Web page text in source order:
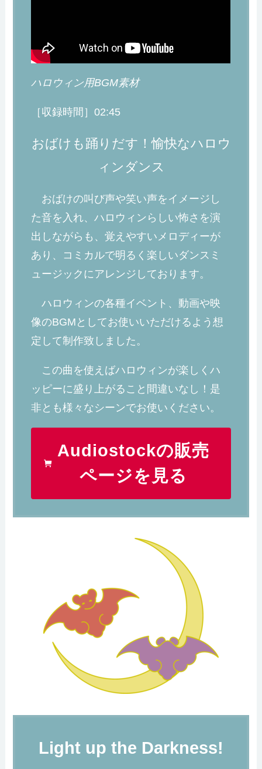
ハロウィン用BGM素材
［収録時間］02:45
おばけも踊りだす！愉快なハロウ
ィンダンス
おばけの叫び声や笑い声をイメージし
た音を入れ、ハロウィンらしい怖さを演
出しながらも、覚えやすいメロディーが
あり、コミカルで明るく楽しいダンスミ
ュージックにアレンジしております。
ハロウィンの各種イベント、動画や映
像のBGMとしてお使いいただけるよう想
定して制作致しました。
この曲を使えばハロウィンが楽しくハ
ッピーに盛り上がること間違いなし！是
非とも様々なシーンでお使いください。
Audiostockの販売
ページを見る
Light up the Darkness!